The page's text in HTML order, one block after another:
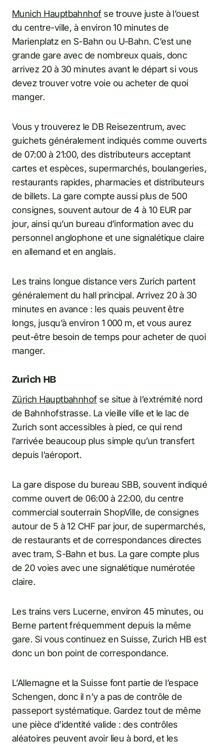
Munich Hauptbahnhofse trouve juste à l’ouest
du centre-ville, à environ 10 minutes de
Marienplatz en S-Bahn ou U-Bahn. C’est une
grande gare avec de nombreux quais, donc
arrivez 20 à 30 minutes avant le départ si vous
devez trouver votre voie ou acheter de quoi
manger.
Vous y trouverez le DB Reisezentrum, avec
guichets généralement indiqués comme ouverts
de 07:00 à 21:00, des distributeurs acceptant
cartes et espèces, supermarchés, boulangeries,
restaurants rapides, pharmacies et distributeurs
de billets. La gare compte aussi plus de 500
consignes, souvent autour de 4 à 10 EUR par
jour, ainsi qu’un bureau d’information avec du
personnel anglophone et une signalétique claire
en allemand et en anglais.
Les trains longue distance vers Zurich partent
généralement du hall principal. Arrivez 20 à 30
minutes en avance : les quais peuvent être
longs, jusqu’à environ 1 000 m, et vous aurez
peut-être besoin de temps pour acheter de quoi
manger.
Zurich HB
Zürich Hauptbahnhofse situe à l’extrémité nord
de Bahnhofstrasse. La vieille ville et le lac de
Zurich sont accessibles à pied, ce qui rend
l’arrivée beaucoup plus simple qu’un transfert
depuis l’aéroport.
La gare dispose du bureau SBB, souvent indiqué
comme ouvert de 06:00 à 22:00, du centre
commercial souterrain ShopVille, de consignes
autour de 5 à 12 CHF par jour, de supermarchés,
de restaurants et de correspondances directes
avec tram, S-Bahn et bus. La gare compte plus
de 20 voies avec une signalétique numérotée
claire.
Les trains vers Lucerne, environ 45 minutes, ou
Berne partent fréquemment depuis la même
gare. Si vous continuez en Suisse, Zurich HB est
donc un bon point de correspondance.
L’Allemagne et la Suisse font partie de l’espace
Schengen, donc il n’y a pas de contrôle de
passeport systématique. Gardez tout de même
une pièce d’identité valide : des contrôles
aléatoires peuvent avoir lieu à bord, et les